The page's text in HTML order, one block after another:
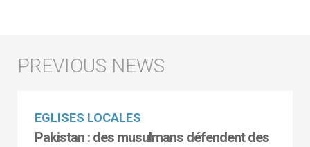
EGLISES LOCALES
Pakistan : des musulmans défendent des